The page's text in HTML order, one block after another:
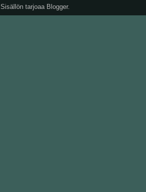
Sisällön tarjoaa Blogger.